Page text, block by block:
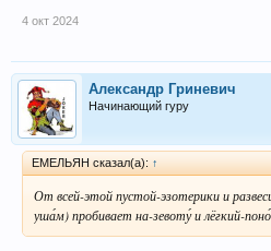
4 окт 2024
Александр Гриневич
Начинающий гуру
ЕМЕЛЬЯН сказал(а): ↑
От всей-этой пустой-эзотерики и
уша́м) пробивает на-зевоту́ и лёгкий-